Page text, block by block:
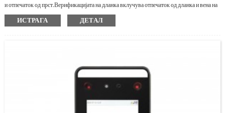
и отпечаток од прст.Верификацијата на дланка вклучува отпечаток од дланка и вена на
дланка, така што не само што е без допир, туку и поддржува функција против
измама.BioID сензорот поседува извонредно висока стапка на идентификација кон
ИСТРАГА ДЕТАЛ